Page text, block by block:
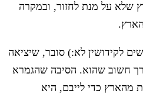
שלא על מנת לחזור, ובמקרה
לקידושין לא:) סובר, שיציאה
חשוב שהוא. הסיבה שהגמרא
מהארץ כדי לייבם, היא